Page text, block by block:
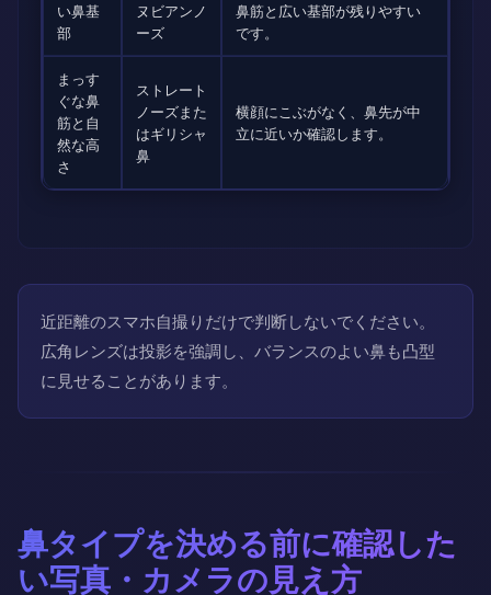
い鼻基
部
ヌビアンノ
ーズ
鼻筋と広い基部が残りやすい
です。
まっす
ぐな鼻
筋と自
然な高
さ
ストレート
ノーズまた
はギリシャ
鼻
横顔にこぶがなく、鼻先が中
立に近いか確認します。
近距離のスマホ自撮りだけで判断しないでください。
広角レンズは投影を強調し、バランスのよい鼻も凸型
に見せることがあります。
鼻タイプを決める前に確認した
い写真・カメラの見え方